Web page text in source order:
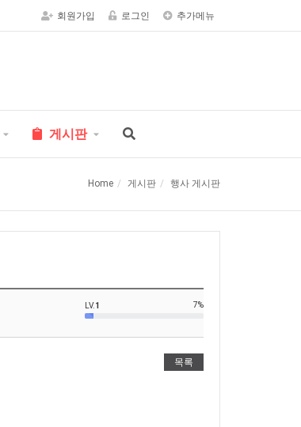
회원가입 로그인 추가메뉴
게시판
Home 게시판 행사 게시판
LV.1 7%
목록